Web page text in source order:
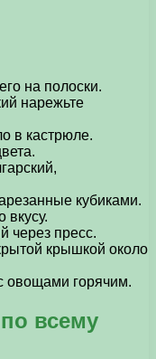
на полоски.
нарежьте
в кастрюле.
кубиками.
вкусу.
через пресс.
крышкой около
овощами горячим.
всему